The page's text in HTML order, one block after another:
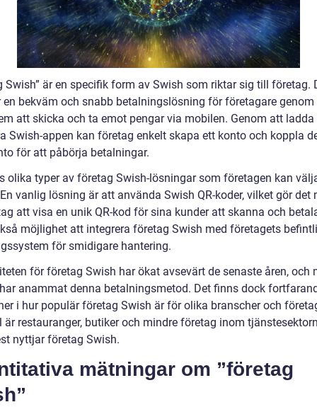
Swish” är en specifik form av Swish som riktar sig till företag.
en bekväm och snabb betalningslösning för företagare
att skicka och ta emot pengar via mobilen. Genom att ladda
Swish-appen kan företag enkelt skapa ett konto och koppla
för att påbörja betalningar.
olika typer av företag Swish-lösningar som företagen kan
vanlig lösning är att använda Swish QR-koder, vilket gör det
att visa en unik QR-kod för sina kunder att skanna och
möjlighet att integrera företag Swish med företagets
för smidigare hantering.
för företag Swish har ökat avsevärt de senaste åren, och
anammat denna betalningsmetod. Det finns dock
i hur populär företag Swish är för olika branscher och
är restauranger, butiker och mindre företag inom
nyttjar företag Swish.
mätningar om ”företag